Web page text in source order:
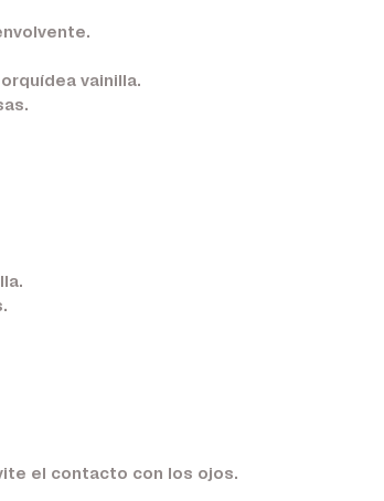
vainilla.
el contacto con los ojos.